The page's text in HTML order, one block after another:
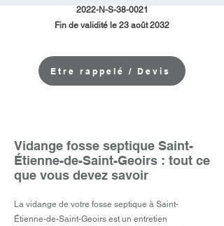
2022-N-S-38-0021
Fin de validité le 23 août 2032
Etre rappelé / Devis
Vidange fosse septique Saint-
Étienne-de-Saint-Geoirs : tout ce
que vous devez savoir
La vidange de votre fosse septique à Saint-
Étienne-de-Saint-Geoirs est un entretien